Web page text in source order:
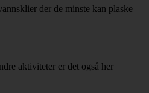
der de minste kan plaske
aktiviteter er det også her